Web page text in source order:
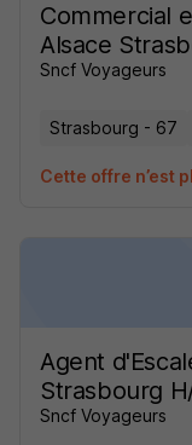
Commercial
Alsace
Sncf Voyageurs
Strasbourg - 67
Cette offre n’est
Agent
Strasbourg
Sncf Voyageurs